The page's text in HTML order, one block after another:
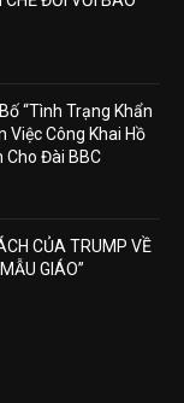
“Tình Trạng Khẩn
Việc Công Khai Hồ
Cho Đài BBC
CỦA TRUMP VỀ
GIÁO”